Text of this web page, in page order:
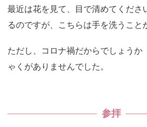
最近は花を見て、目で清めてくださ
るのですが、こちらは手を洗うこと
ただし、コロナ禍だからでしょうか
ゃくがありませんでした。
参拝